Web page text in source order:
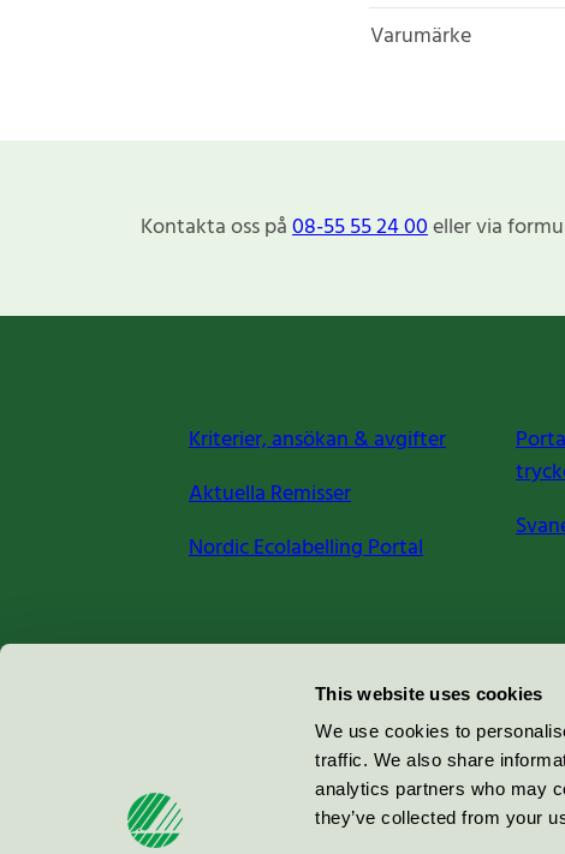
This website uses cookies
We use cookies to
traffic. We also share
analytics partners who may
they’ve collected from your
Varumärke
Kontakta oss på08-55 55 24 00eller via
Kriterier, ansökan & avgifter
Aktuella Remisser
Nordic Ecolabelling Portal
Miljömärkning Sverige AB
100 64